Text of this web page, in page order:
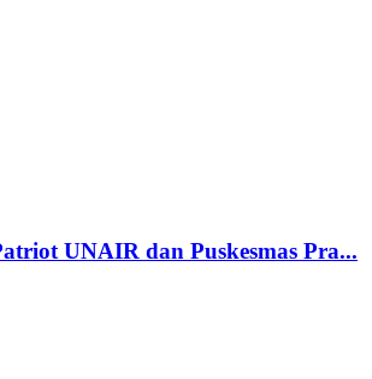
UNAIR dan Puskesmas Pra...